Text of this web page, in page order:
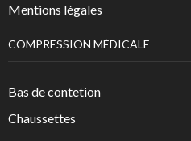
Mentions légales
COMPRESSION MÉDICALE
Bas de contetion
Chaussettes